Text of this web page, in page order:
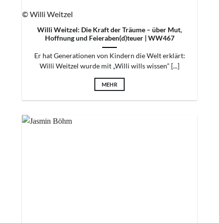
© Willi Weitzel
Willi Weitzel: Die Kraft der Träume – über Mut,
Hoffnung und Feieraben(d)teuer | WW467
Er hat Generationen von Kindern die Welt erklärt:
Willi Weitzel wurde mit „Willi wills wissen“ [...]
MEHR